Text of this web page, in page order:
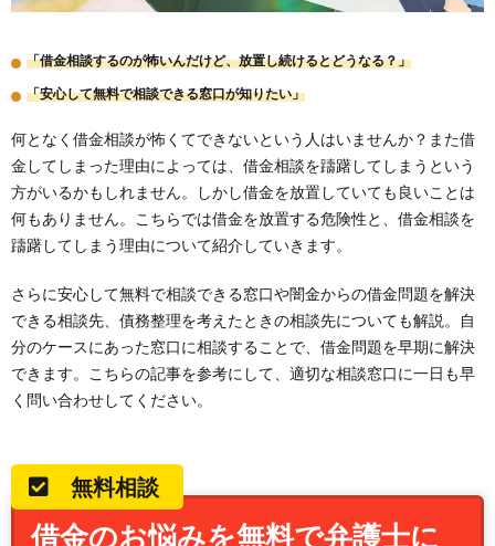
「借金相談するのが怖いんだけど、放置し続けるとどうなる？」
「安心して無料で相談できる窓口が知りたい」
何となく借金相談が怖くてできないという人はいませんか？また借
金してしまった理由によっては、借金相談を躊躇してしまうという
方がいるかもしれません。しかし借金を放置していても良いことは
何もありません。こちらでは借金を放置する危険性と、借金相談を
躊躇してしまう理由について紹介していきます。
さらに安心して無料で相談できる窓口や闇金からの借金問題を解決
できる相談先、債務整理を考えたときの相談先についても解説。自
分のケースにあった窓口に相談することで、借金問題を早期に解決
できます。こちらの記事を参考にして、適切な相談窓口に一日も早
く問い合わせしてください。
無料相談
借金のお悩みを無料で弁護士に